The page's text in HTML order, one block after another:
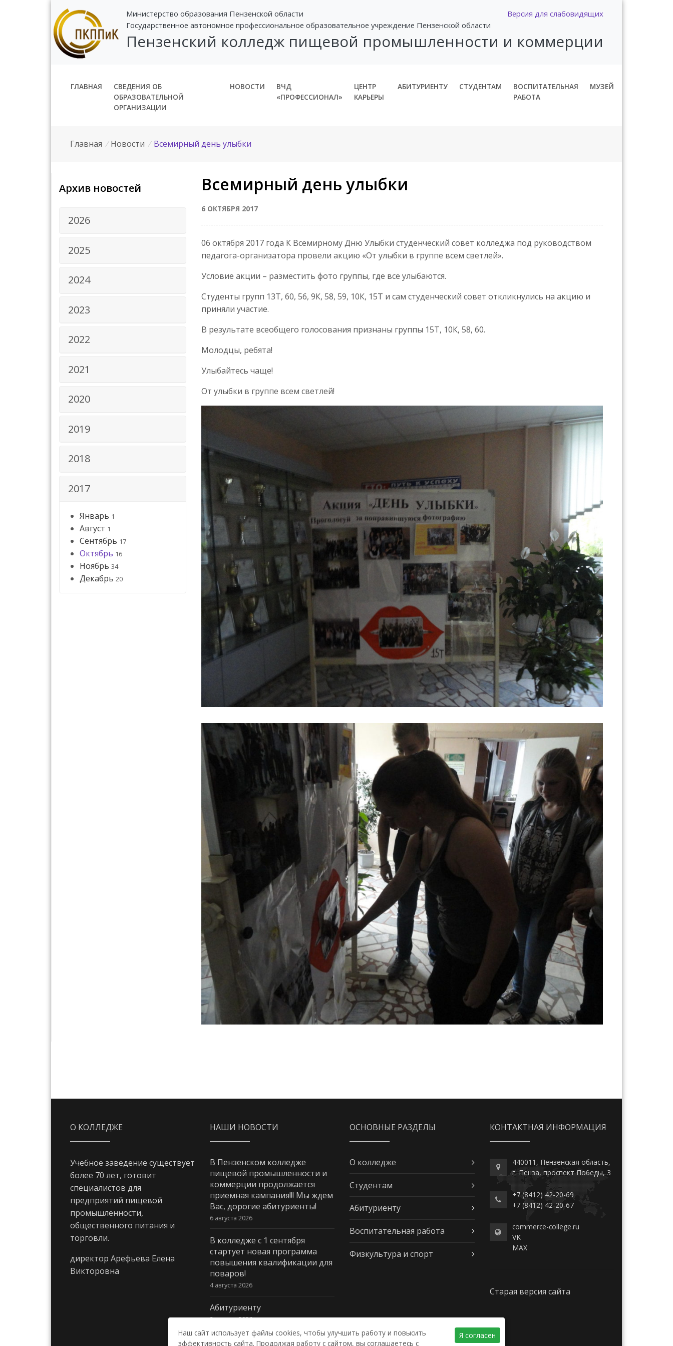
Версия для слабовидящих
Министерство образования Пензенской области
Государственное автономное профессиональное образовательное учреждение Пензенской области
Пензенский колледж пищевой промышленности и коммерции
ГЛАВНАЯ
СВЕДЕНИЯ ОБ
ОБРАЗОВАТЕЛЬНОЙ
ОРГАНИЗАЦИИ
НОВОСТИ
ВЧД
«ПРОФЕССИОНАЛ»
ЦЕНТР
КАРЬЕРЫ
АБИТУРИЕНТУ СТУДЕНТАМ
ВОСПИТАТЕЛЬНАЯ
РАБОТА
МУЗЕЙ
Главная / Новости / Всемирный день улыбки
Архив новостей
2026
2025
2024
2023
2022
2021
2020
2019
2018
2017
Январь 1
Август 1
Сентябрь 17
Октябрь 16
Ноябрь 34
Декабрь 20
Всемирный день улыбки
6 ОКТЯБРЯ 2017
06 октября 2017 года К Всемирному Дню Улыбки студенческий совет колледжа под руководством
педагога-организатора провели акцию «От улыбки в группе всем светлей».
Условие акции – разместить фото группы, где все улыбаются.
Студенты групп 13Т, 60, 56, 9К, 58, 59, 10К, 15Т и сам студенческий совет откликнулись на акцию и
приняли участие.
В результате всеобщего голосования признаны группы 15Т, 10К, 58, 60.
Молодцы, ребята!
Улыбайтесь чаще!
От улыбки в группе всем светлей!
О КОЛЛЕДЖЕ
Учебное заведение существует
более 70 лет, готовит
специалистов для
предприятий пищевой
промышленности,
общественного питания и
торговли.
директор Арефьева Елена
Викторовна
НАШИ НОВОСТИ
В Пензенском колледже
пищевой промышленности и
коммерции продолжается
приемная кампания!!! Мы ждем
Вас, дорогие абитуриенты!
6 августа 2026
В колледже с 1 сентября
стартует новая программа
повышения квалификации для
поваров!
4 августа 2026
Абитуриенту
3 августа 2026
ОСНОВНЫЕ РАЗДЕЛЫ
О колледже
Студентам
Абитуриенту
Воспитательная работа
Физкультура и спорт
КОНТАКТНАЯ ИНФОРМАЦИЯ
440011, Пензенская область,
г. Пенза, проспект Победы, 3
+7 (8412) 42-20-69
+7 (8412) 42-20-67
commerce-college.ru
VK
MAX
Старая версия сайта
Наш сайт использует файлы cookies, чтобы улучшить работу и повысить
эффективность сайта. Продолжая работу с сайтом, вы соглашаетесь с
Я согласен